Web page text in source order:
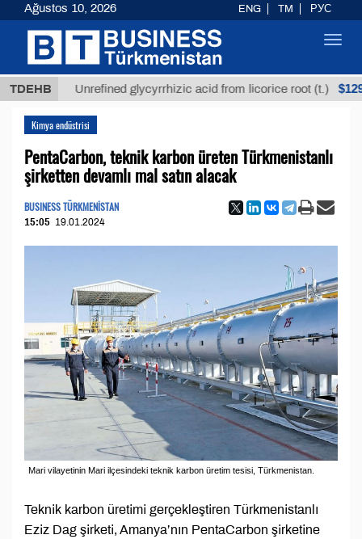
TDEHBUnrefined glycyrrhizic acid from licorice root (t.) $12935,18
Kimya endüstrisi
PentaCarbon, teknik karbon üreten Türkmenistanlı
şirketten devamlı mal satın alacak
BUSINESS TÜRKMENİSTAN
15:05 19.01.2024
Mari vilayetinin Mari ilçesindeki teknik karbon üretim tesisi, Türkmenistan.
Teknik karbon üretimi gerçekleştiren Türkmenistanlı
Eziz Dag şirketi, Amanya’nın PentaCarbon şirketine
Ağustos 10, 2026 ENG TM РУС